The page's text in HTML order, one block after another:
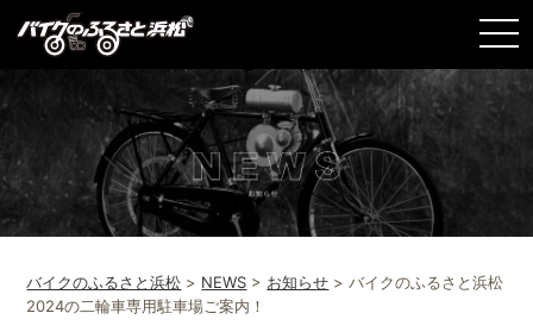
バイクのふるさと浜松 > NEWS > お知らせ >バイクのふるさと浜松
2024の二輪車専用駐車場ご案内！